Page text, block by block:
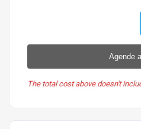
Agende
The total cost above doesn't